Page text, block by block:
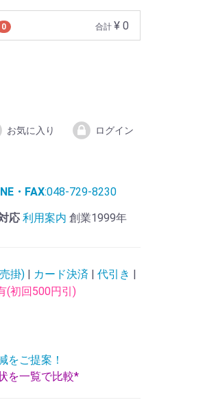
0 合計 ¥ 0
お気に入り ログイン
・FAX:048-729-8230
応 利用案内 創業1999年
掛) | カード決済 | 代引き |
(初回500円引)
をご提案！
を一覧で比較*